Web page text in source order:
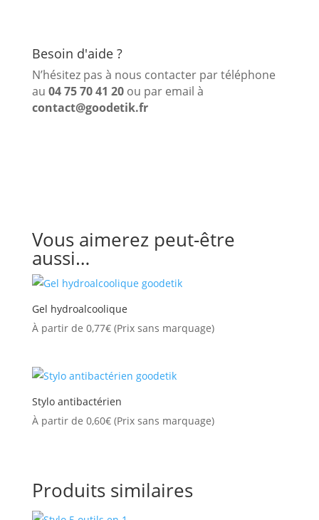
Besoin d'aide ?
N’hésitez pas à nous contacter par téléphone
au 04 75 70 41 20 ou par email à
contact@goodetik.fr
Vous aimerez peut-être
aussi…
Gel hydroalcoolique
À partir de 0,77€(Prix sans marquage)
Stylo antibactérien
À partir de 0,60€(Prix sans marquage)
Produits similaires